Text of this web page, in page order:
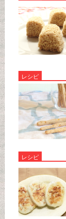
レシピ
レシピ